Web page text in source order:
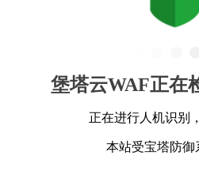
堡塔云WAF正在
正在进行人机识别
本站受宝塔防御